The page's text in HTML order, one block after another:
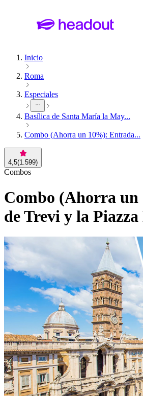
Inicio
Roma
Especiales
Basílica de Santa María la May...
Combo (Ahorra un 10%): Entrada...
4,5(1.599)
Combos
Combo (Ahorra un
de Trevi y la Piazza